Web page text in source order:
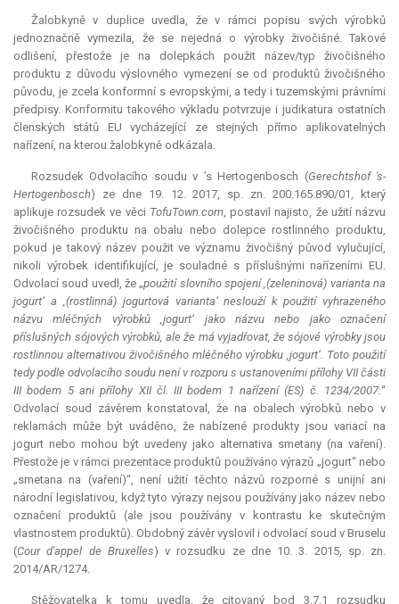
Žalobkyně v duplice uvedla, že v rámci popisu svých výrobků
jednoznačně vymezila, že se nejedná o výrobky živočišné. Takové
odlišení, přestože je na dolepkách použit název/typ živočišného
produktu z důvodu výslovného vymezení se od produktů živočišného
původu, je zcela konformní s evropskými, a tedy i tuzemskými právními
předpisy. Konformitu takového výkladu potvrzuje ijudikatura ostatních
členských států EU vycházející ze stejných přímo aplikovatelných
nařízení, na kterou žalobkyně odkázala.
Rozsudek Odvolacího soudu v ’s Hertogenbosch (Gerechtshof 's-
Hertogenbosch) ze dne 19. 12. 2017, sp. zn. 200.165.890/01, který
aplikuje rozsudek ve věci TofuTown.com, postavil najisto, že užití názvu
živočišného produktu na obalu nebo dolepce rostlinného produktu,
pokud je takový název použit ve významu živočišný původ vylučující,
nikoli výrobek identifikující, je souladné s příslušnými nařízeními EU.
Odvolací soud uvedl, že „použití slovního spojení ‚(zeleninová) varianta na
jogurt‘ a ‚(rostlinná) jogurtová varianta‘ neslouží k použití vyhrazeného
názvu mléčných výrobků ‚jogurt‘ jako názvu nebo jako označení
příslušných sójových výrobků, ale že má vyjadřovat, že sójové výrobky jsou
rostlinnou alternativou živočišného mléčného výrobku ‚jogurt‘. Toto použití
tedy podle odvolacího soudu není v rozporu s ustanoveními přílohy VII části
III bodem 5 ani přílohy XII čl. III bodem 1 nařízení (ES) č. 1234/2007.“
Odvolací soud závěrem konstatoval, že na obalech výrobků nebo v
reklamách může být uváděno, že nabízené produkty jsou variací na
jogurt nebo mohou být uvedeny jako alternativa smetany (na vaření).
Přestože je v rámci prezentace produktů používáno výrazů „jogurt“ nebo
„smetana na (vaření)“, není užití těchto názvů rozporné s unijní ani
národní legislativou, když tyto výrazy nejsou používány jako název nebo
označení produktů (ale jsou používány v kontrastu ke skutečným
vlastnostem produktů). Obdobný závěr vyslovil i odvolací soud v Bruselu
(Cour d'appel de Bruxelles) v rozsudku ze dne 10. 3. 2015, sp. zn.
2014/AR/1274.
Stěžovatelka k tomu uvedla, že citovaný bod 3.7.1 rozsudku